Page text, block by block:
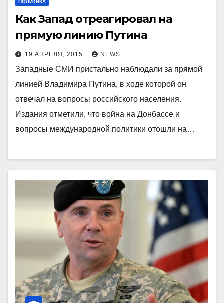
ПОЛИТИКА
Как Запад отреагировал на
прямую линию Путина
19 АПРЕЛЯ, 2015 NEWS
Западные СМИ пристально наблюдали за прямой
линией Владимира Путина, в ходе которой он
отвечал на вопросы российского населения.
Издания отметили, что война на Донбассе и
вопросы международной политики отошли на…